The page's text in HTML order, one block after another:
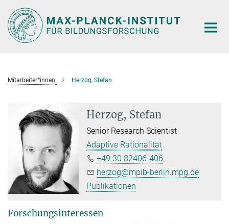
Hauptinhalt
Mitarbeiter*innen Herzog, Stefan
Herzog, Stefan
Senior Research Scientist
Adaptive Rationalität
+49 30 82406-406
herzog@mpib-berlin.mpg.de
Publikationen
Forschungsinteressen